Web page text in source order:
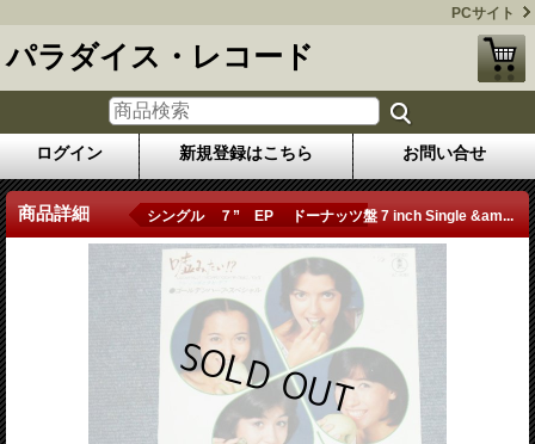
PCサイト
パラダイス・レコード
ログイン 新規登録はこちら お問い合せ
商品詳細 シングル ７” EP ドーナッツ盤 7 inch Single &am...